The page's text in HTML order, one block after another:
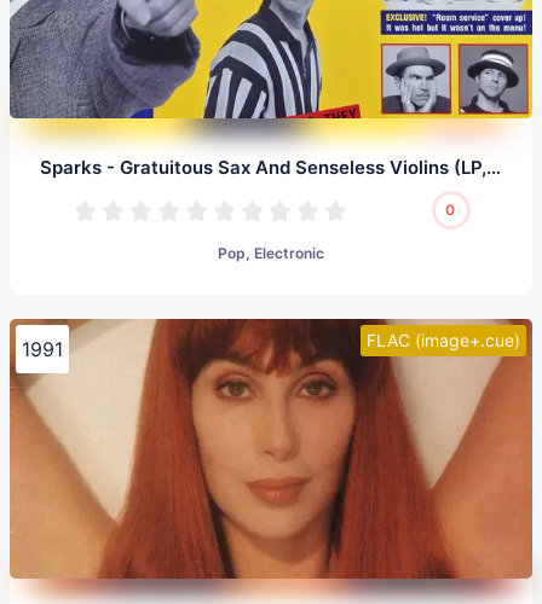
Sparks - Gratuitous Sax And Senseless Violins (LP, 24/96.0)
0
Pop, Electronic
FLAC (image+.cue)
1991